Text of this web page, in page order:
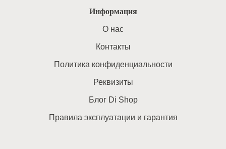
Информация
O нас
Контакты
Политика конфиденциальности
Реквизиты
Блог Di Shop
Правила эксплуатации и гарантия